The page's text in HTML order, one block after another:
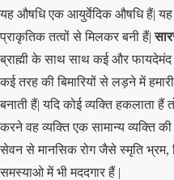
यह औषधि एक आयुर्वेदिक औषधि हैं|
प्राकृतिक तत्वों से मिलकर बनी हैं|
ब्राह्मी के साथ साथ कई और फायदेमंद
कई तरह की बिमारियों से लड़ने में
बनाती हैं| यदि कोई व्यक्ति हकलाता
करने वह व्यक्ति एक सामान्य व्यक्ति
सेवन से मानसिक रोग जैसे स्मृति भ्रम,
समस्याओ में भी मददगार हैं |